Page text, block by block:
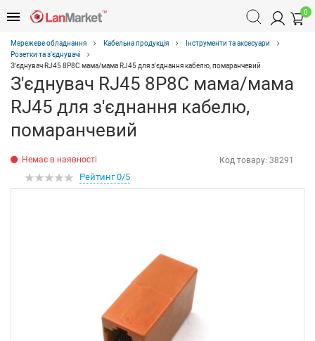
0
Мережеве обладнання Кабельна продукція
Інструменти та аксесуари
Розетки та з'єднувачі
З'єднувач RJ45 8P8C мама/мама RJ45 для з'єднання кабелю, помаранчевий
З'єднувач RJ45 8P8C мама/мама
RJ45 для з'єднання кабелю,
помаранчевий
Немає в наявності Код товару: 38291
Рейтинг 0/5